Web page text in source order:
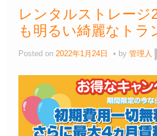
レンタルストレージ
も明るい綺麗なトラ
Posted on 2022年1月24日 by 管理人